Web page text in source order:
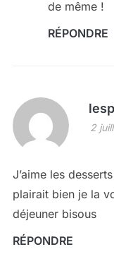
de même !
RÉPONDRE
2
J’aime les
plairait bien je la
déjeuner bisous
RÉPONDRE